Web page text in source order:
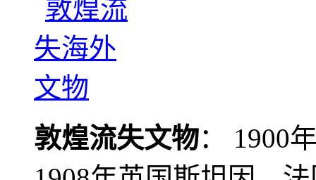
敦煌流失文物： 1900